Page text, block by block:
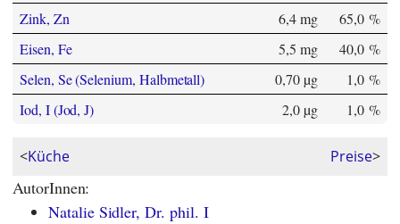
Zink, Zn 6,4 mg
65,0 %
Eisen, Fe
5,5 mg
40,0 %
Selen, Se (Selenium, Halbmetall)
0,70 µg
1,0 %
Iod, I (Jod, J)
2,0 µg 1,0 %
<Küche Preise>
AutorInnen:
Natalie Sidler, Dr. phil. I